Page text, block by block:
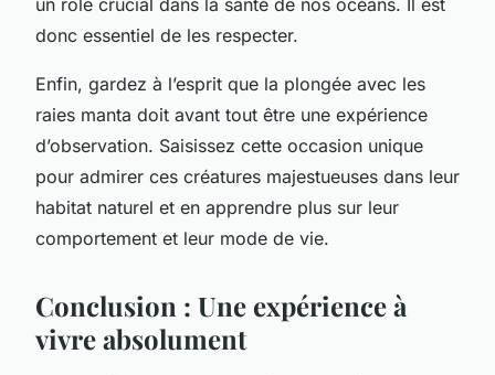
donc essentiel de les respecter.
Enfin, gardez à l’esprit que la plongée avec les
raies manta doit avant tout être une expérience
d’observation. Saisissez cette occasion unique
pour admirer ces créatures majestueuses dans leur
habitat naturel et en apprendre plus sur leur
comportement et leur mode de vie.
Conclusion : Une expérience à
vivre absolument